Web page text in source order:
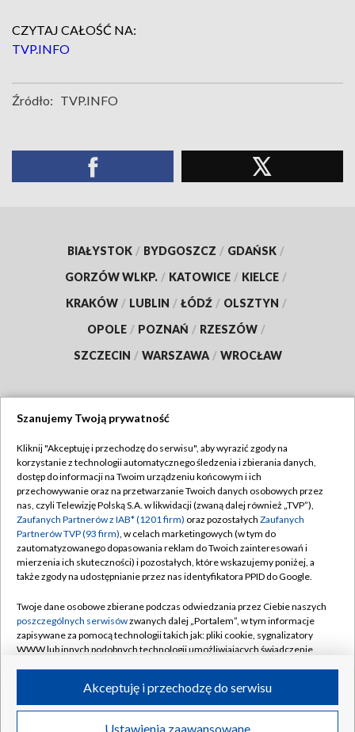
CZYTAJ CAŁOŚĆ NA:
TVP.INFO
Źródło: TVP.INFO
BIAŁYSTOK / BYDGOSZCZ / GDAŃSK /
GORZÓW WLKP. / KATOWICE / KIELCE /
KRAKÓW / LUBLIN / ŁÓDŹ / OLSZTYN /
OPOLE / POZNAŃ / RZESZÓW /
SZCZECIN / WARSZAWA / WROCŁAW
TVP
Abonament TVP
Emisja w TVP
Centrum informacji TVP
Naziemna Telewizja Cyfrowa
Rada Programowa
System NOS
Informacje o nadawcy
Program dla prasy
Regulamin TVP
Polityka prywatności
Moje zgody
Pomoc
Kontakt
Kanały
©2026 Telewizja Polska S.A. w likwidacji
Szanujemy Twoją prywatność
Kliknij "Akceptuję i przechodzę do serwisu", aby wyrazić zgody na
korzystanie z technologii automatycznego śledzenia i zbierania danych,
dostęp do informacji na Twoim urządzeniu końcowym i ich
przechowywanie oraz na przetwarzanie Twoich danych osobowych przez
nas, czyli Telewizję Polską S.A. w likwidacji (zwaną dalej również „TVP”),
Zaufanych Partnerów z IAB* (1201 firm) oraz pozostałych Zaufanych
Partnerów TVP (93 firm), w celach marketingowych (w tym do
zautomatyzowanego dopasowania reklam do Twoich zainteresowań i
mierzenia ich skuteczności) i pozostałych, które wskazujemy poniżej, a
także zgody na udostępnianie przez nas identyfikatora PPID do Google.
Twoje dane osobowe zbierane podczas odwiedzania przez Ciebie naszych
poszczególnych serwisówzwanych dalej „Portalem”, w tym informacje
zapisywane za pomocą technologii takich jak: pliki cookie, sygnalizatory
WWW lub innych podobnych technologii umożliwiających świadczenie
ruchu w Internecie.
Twoje dane osobowe zbierane podczas odwiedzania przez Ciebie
Ustawienia zaawansowane
Akceptuję i przechodzę do serwisu